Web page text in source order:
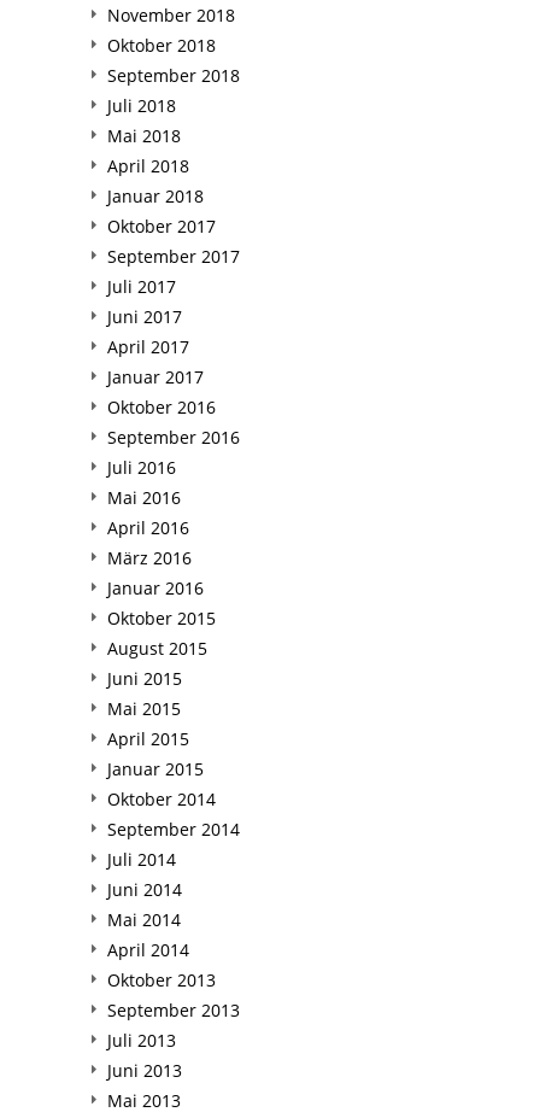
November 2018
Oktober 2018
September 2018
Juli 2018
Mai 2018
April 2018
Januar 2018
Oktober 2017
September 2017
Juli 2017
Juni 2017
April 2017
Januar 2017
Oktober 2016
September 2016
Juli 2016
Mai 2016
April 2016
März 2016
Januar 2016
Oktober 2015
August 2015
Juni 2015
Mai 2015
April 2015
Januar 2015
Oktober 2014
September 2014
Juli 2014
Juni 2014
Mai 2014
April 2014
Oktober 2013
September 2013
Juli 2013
Juni 2013
Mai 2013